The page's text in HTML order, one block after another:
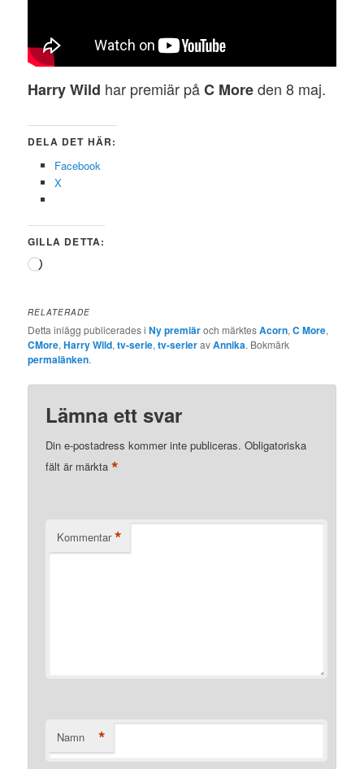
Harry Wild har premiär påC Moreden 8 maj.
DELA DET HÄR:
Facebook
X
GILLA DETTA:
Laddar
RELATERADE
Detta inlägg publicerades iNy premiäroch märktesAcorn,C More,
CMore,Harry Wild,tv-serie,tv-serieravAnnika. Bokmärk
permalänken.
Lämna ett svar
Din e-postadress kommer inte publiceras. Obligatoriska
fält är märkta*
Kommentar *
Namn *